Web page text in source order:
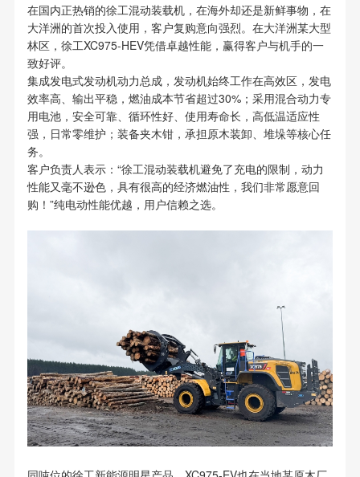
在国内正热销的徐工混动装载机，在海外却还是新鲜事物，在
大洋洲的首次投入使用，客户复购意向强烈。在大洋洲某大型
林区，徐工XC975-HEV凭借卓越性能，赢得客户与机手的一
致好评。
集成发电式发动机动力总成，发动机始终工作在高效区，发电
效率高、输出平稳，燃油成本节省超过30%；采用混合动力专
用电池，安全可靠、循环性好、使用寿命长，高低温适应性
强，日常零维护；装备夹木钳，承担原木装卸、堆垛等核心任
务。
客户负责人表示：“徐工混动装载机避免了充电的限制，动力
性能又毫不逊色，具有很高的经济燃油性，我们非常愿意回
购！”纯电动性能优越，用户信赖之选。